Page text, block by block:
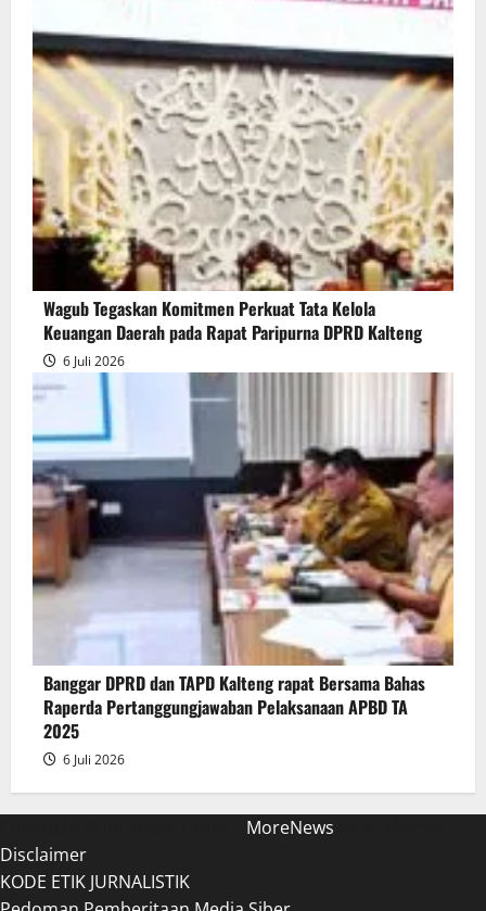
Wagub Tegaskan Komitmen Perkuat Tata Kelola
Keuangan Daerah pada Rapat Paripurna DPRD Kalteng
6 Juli 2026
Banggar DPRD dan TAPD Kalteng rapat Bersama Bahas
Raperda Pertanggungjawaban Pelaksanaan APBD TA
2025
6 Juli 2026
MoreNews
Disclaimer
KODE ETIK JURNALISTIK